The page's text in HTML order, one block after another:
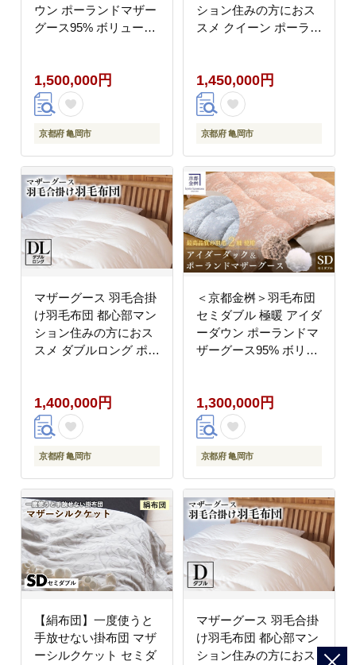
ウン ポーランドマザー
グース95% ボリューム
ルー 冬用 布団 京都亀
岡産 キャピタル トリプ
ル
1,500,000円
京都府 亀岡市
ション住みの方におス
スメ クイーン ポーラン
秋 冬 シーズン 収納
1,450,000円
京都府 亀岡市
マザーグース 羽毛合掛
け羽毛布団 都心部マン
ション住みの方におス
スメ ダブルロング ポー
春 秋 冬 シーズン 収納
1,400,000円
京都府 亀岡市
＜京都金桝＞羽毛布団
セミダブル 極暖 アイダ
ーダウン ポーランドマ
ザーグース95% ボリュ
／ブルー 冬用 布団 京
都亀岡産 キャピタル ト
リプル
1,300,000円
京都府 亀岡市
【絹布団】一度使うと
手放せない掛布団 マザ
ーシルクケット セミダ
マザーグース 羽毛合掛
け羽毛布団 都心部マン
ション住みの方におス